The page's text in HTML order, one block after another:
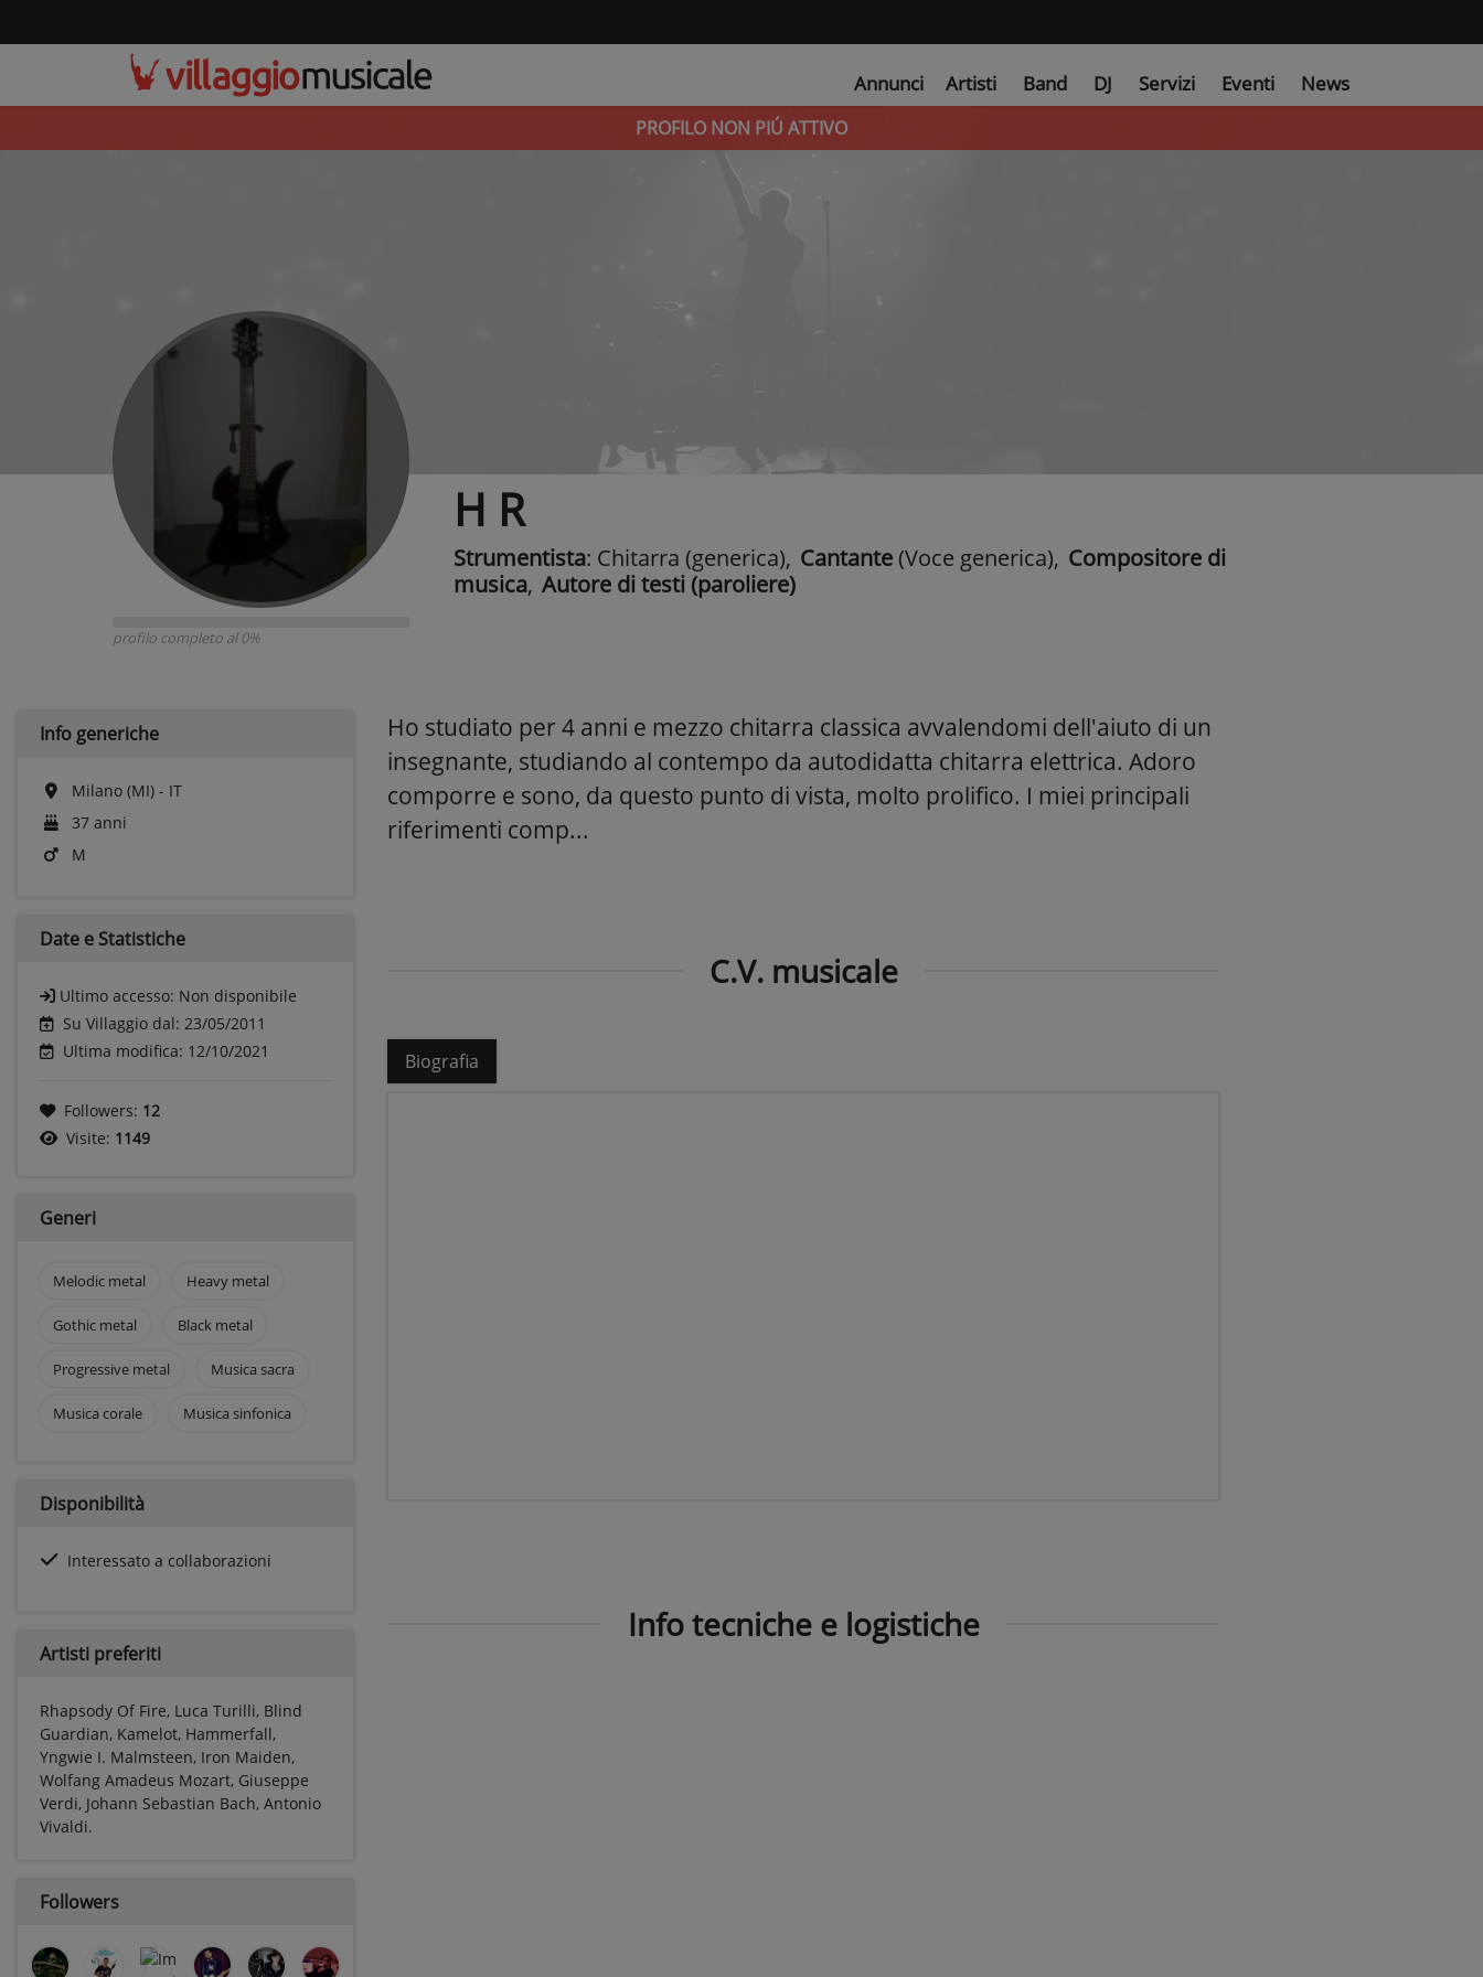
Annunci Artisti Band DJ Servizi Eventi News
PROFILO NON PIÚ ATTIVO
profilo completo al 0%
H R
Strumentista: Chitarra (generica), Cantante (Voce generica), Compositore di
musica, Autore di testi (paroliere)
Info generiche
Milano (MI) - IT
37 anni
M
Date e Statistiche
Ultimo accesso: Non disponibile
Su Villaggio dal: 23/05/2011
Ultima modifica: 12/10/2021
Followers: 12
Visite: 1149
Generi
Melodic metal Heavy metal
Gothic metal Black metal
Progressive metal Musica sacra
Musica corale Musica sinfonica
Disponibilità
Interessato a collaborazioni
Artisti preferiti
Rhapsody Of Fire, Luca Turilli, Blind
Guardian, Kamelot, Hammerfall,
Yngwie I. Malmsteen, Iron Maiden,
Wolfang Amadeus Mozart, Giuseppe
Verdi, Johann Sebastian Bach, Antonio
Vivaldi.
Followers
Ho studiato per 4 anni e mezzo chitarra classica avvalendomi dell'aiuto di un
insegnante, studiando al contempo da autodidatta chitarra elettrica. Adoro
comporre e sono, da questo punto di vista, molto prolifico. I miei principali
riferimenti comp...
C.V. musicale
Biografia
Info tecniche e logistiche